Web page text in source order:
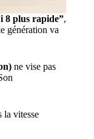
8 plus rapide”,
génération va
ne vise pas
la vitesse